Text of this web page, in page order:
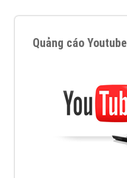
Quảng cáo Youtube